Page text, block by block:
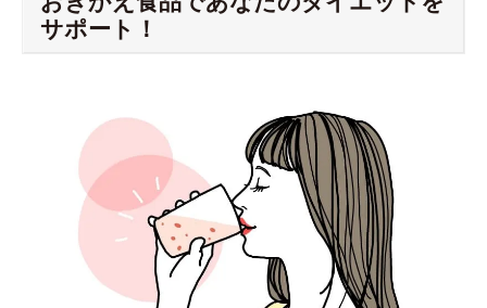
サポート！